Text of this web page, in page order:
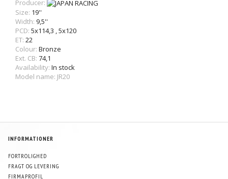
Producer:
Size: 19''
Width: 9,5''
PCD: 5x114,3 ,5x120
ET: 22
Colour: Bronze
Ext. CB: 74,1
Availability: In stock
Model name: JR20
INFORMATIONER
FORTROLIGHED
FRAGT OG LEVERING
FIRMAPROFIL